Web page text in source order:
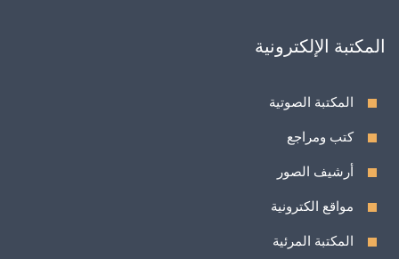
المكتبة الإلكترونية
المكتبة الصوتية
كتب ومراجع
أرشيف الصور
مواقع الكترونية
المكتبة المرئية